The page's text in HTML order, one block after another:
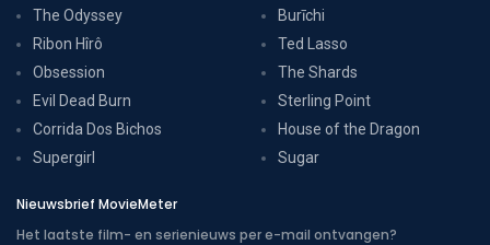
The Odyssey
Ribon Hîrô
Obsession
Evil Dead Burn
Corrida Dos Bichos
Supergirl
Burīchi
Ted Lasso
The Shards
Sterling Point
House of the Dragon
Sugar
Nieuwsbrief MovieMeter
Het laatste film- en serienieuws per e-mail ontvangen?